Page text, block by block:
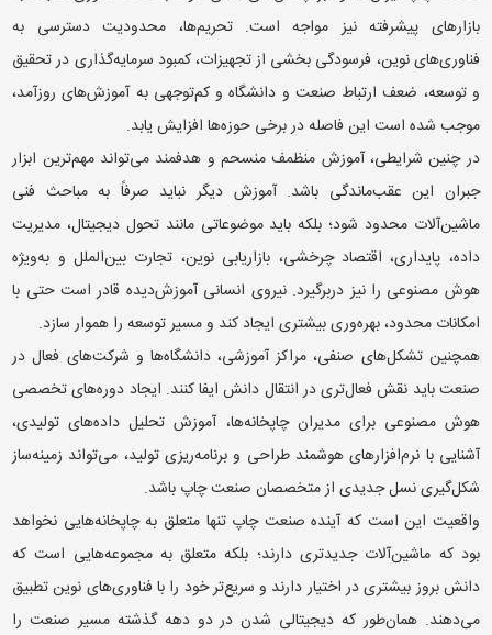
بازارهای پیشرفته نیز مواجه است. تحریم‌ها، محدودیت دسترسی به
فناوری‌های نوین، فرسودگی بخشی از تجهیزات، کمبود سرمایه‌گذاری در تحقیق
و توسعه، ضعف ارتباط صنعت و دانشگاه و کم‌توجهی به آموزش‌های روزآمد،
موجب شده است این فاصله در برخی حوزه‌ها افزایش یابد.
در چنین شرایطی، آموزش منظمف منسحم و هدفمند می‌تواند مهم‌ترین ابزار
جبران این عقب‌ماندگی باشد. آموزش دیگر نباید صرفاً به مباحث فنی
ماشین‌آلات محدود شود؛ بلکه باید موضوعاتی مانند تحول دیجیتال، مدیریت
داده، پایداری، اقتصاد چرخشی، بازاریابی نوین، تجارت بین‌الملل و به‌ویژه
هوش مصنوعی را نیز دربرگیرد. نیروی انسانی آموزش‌دیده قادر است حتی با
امکانات محدود، بهره‌وری بیشتری ایجاد کند و مسیر توسعه را هموار سازد.
همچنین تشکل‌های صنفی، مراکز آموزشی، دانشگاه‌ها و شرکت‌های فعال در
صنعت باید نقش فعال‌تری در انتقال دانش ایفا کنند. ایجاد دوره‌های تخصصی
هوش مصنوعی برای مدیران چاپخانه‌ها، آموزش تحلیل داده‌های تولیدی،
آشنایی با نرم‌افزارهای هوشمند طراحی و برنامه‌ریزی تولید، می‌تواند زمینه‌ساز
شکل‌گیری نسل جدیدی از متخصصان صنعت چاپ باشد.
واقعیت این است که آینده صنعت چاپ تنها متعلق به چاپخانه‌هایی نخواهد
بود که ماشین‌آلات جدیدتری دارند؛ بلکه متعلق به مجموعه‌هایی است که
دانش بروز بیشتری در اختیار دارند و سریع‌تر خود را با فناوری‌های نوین تطبیق
می‌دهند. همان‌طور که دیجیتالی شدن در دو دهه گذشته مسیر صنعت را